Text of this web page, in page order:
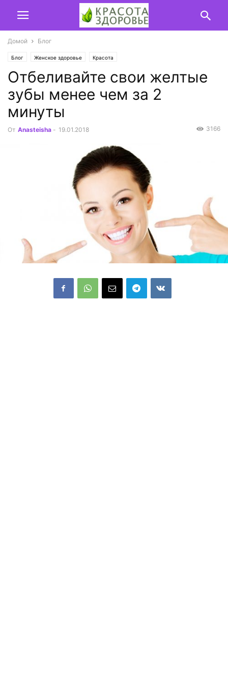
Домой Блог
Блог Женское здоровье Красота
Отбеливайте свои желтые
зубы менее чем за 2
минуты
От Anasteisha - 19.01.2018 3166